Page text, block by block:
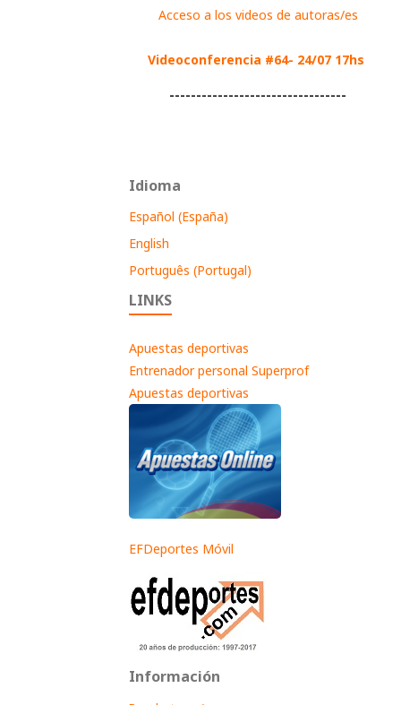
Acceso a los videos de autoras/es
Videoconferencia #64- 24/07 17hs
---------------------------------
Idioma
Español (España)
English
Português (Portugal)
LINKS
Apuestas deportivas
Entrenador personal Superprof
Apuestas deportivas
EFDeportes Móvil
Información